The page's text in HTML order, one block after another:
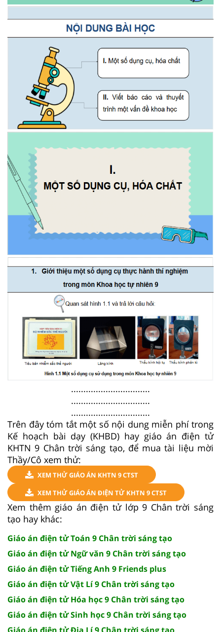
................................
................................
................................
Trên đây tóm tắt một số nội dung miễn phí trong
Kế hoạch bài dạy (KHBD) hay giáo án điện tử
KHTN 9 Chân trời sáng tạo, để mua tài liệu mời
Thầy/Cô xem thử:
XEM THỬ GIÁO ÁN KHTN 9 CTST
XEM THỬ GIÁO ÁN ĐIỆN TỬ KHTN 9 CTST
Xem thêm giáo án điện tử lớp 9 Chân trời sáng
tạo hay khác:
Giáo án điện tử Toán 9 Chân trời sáng tạo
Giáo án điện tử Ngữ văn 9 Chân trời sáng tạo
Giáo án điện tử Tiếng Anh 9 Friends plus
Giáo án điện tử Vật Lí 9 Chân trời sáng tạo
Giáo án điện tử Hóa học 9 Chân trời sáng tạo
Giáo án điện tử Sinh học 9 Chân trời sáng tạo